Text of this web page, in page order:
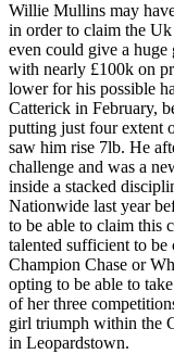
Willie Mullins may
in order to claim the
even could give a
with nearly £100k on
lower for his possible
Catterick in February,
putting just four extent
saw him rise 7lb. He
challenge and was a
inside a stacked
Nationwide last year
to be able to claim this
talented sufficient to
Champion Chase or
opting to be able to
of her three
girl triumph within the
in Leopardstown.